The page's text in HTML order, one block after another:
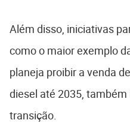
Além disso, iniciativas
como o maior exemplo
planeja proibir a venda
diesel até 2035,
transição.